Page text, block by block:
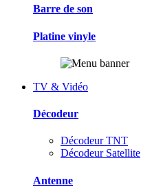
Barre de son
Platine vinyle
TV & Vidéo
Décodeur
Décodeur TNT
Décodeur Satellite
Antenne